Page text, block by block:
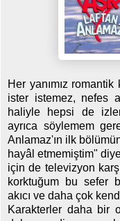
Her yanımız
ister istemez, nefes
haliyle hepsi de
ayrıca söylemem
Anlamaz'ın ilk
hayâl etmemiştim"
için de televizyon
korktuğum bu sefer
akıcı ve daha çok
Karakterler daha bir